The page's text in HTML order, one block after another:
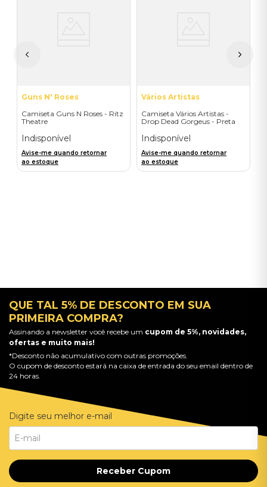
Guns N' Roses
Camiseta Guns N Roses - Ritz
Theatre
Indisponível
Avise-me quando retornar
ao estoque
Vários Artistas
Camiseta Vários Artistas -
Drop Dead Gorgeus - Preta
Indisponível
Avise-me quando retornar
ao estoque
QUE TAL 5% DE DESCONTO EM SUA
PRIMEIRA COMPRA?
Assinando a newsletter você recebe um cupom de 5%, novidades,
ofertas e muito mais!
*Desconto não acumulativo com outras promoções.
O cupom de desconto estará na caixa de entrada do seu email dentro de
24 horas.
Digite seu melhor e-mail
Receber Cupom